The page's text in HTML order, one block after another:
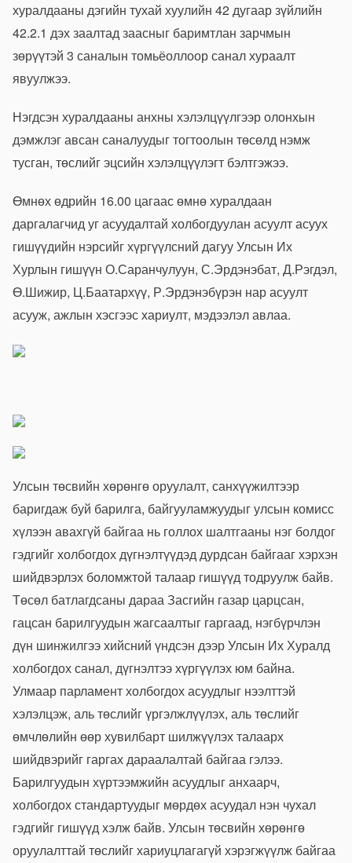
хуралдааны дэгийн тухай хуулийн 42 дугаар зүйлийн
42.2.1 дэх заалтад заасныг баримтлан зарчмын
зөрүүтэй 3 саналын томьёоллоор санал хураалт
явуулжээ.
Нэгдсэн хуралдааны анхны хэлэлцүүлгээр олонхын
дэмжлэг авсан саналуудыг тогтоолын төсөлд нэмж
тусган, төслийг эцсийн хэлэлцүүлэгт бэлтгэжээ.
Өмнөх өдрийн 16.00 цагаас өмнө хуралдаан
даргалагчид уг асуудалтай холбогдуулан асуулт асуух
гишүүдийн нэрсийг хүргүүлсний дагуу Улсын Их
Хурлын гишүүн О.Саранчулуун, С.Эрдэнэбат, Д.Рэгдэл,
Ө.Шижир, Ц.Баатархүү, Р.Эрдэнэбүрэн нар асуулт
асууж, ажлын хэсгээс хариулт, мэдээлэл авлаа.
Улсын төсвийн хөрөнгө оруулалт, санхүүжилтээр
баригдаж буй барилга, байгууламжуудыг улсын комисс
хүлээн авахгүй байгаа нь голлох шалтгааны нэг болдог
гэдгийг холбогдох дүгнэлтүүдэд дурдсан байгааг хэрхэн
шийдвэрлэх боломжтой талаар гишүүд тодруулж байв.
Төсөл батлагдсаны дараа Засгийн газар царцсан,
гацсан барилгуудын жагсаалтыг гаргаад, нэгбүрчлэн
дүн шинжилгээ хийсний үндсэн дээр Улсын Их Хуралд
холбогдох санал, дүгнэлтээ хүргүүлэх юм байна.
Улмаар парламент холбогдох асуудлыг нээлттэй
хэлэлцэж, аль төслийг үргэлжлүүлэх, аль төслийг
өмчлөлийн өөр хувилбарт шилжүүлэх талаарх
шийдвэрийг гаргах дараалалтай байгаа гэлээ.
Барилгуудын хүртээмжийн асуудлыг анхаарч,
холбогдох стандартуудыг мөрдөх асуудал нэн чухал
гэдгийг гишүүд хэлж байв. Улсын төсвийн хөрөнгө
оруулалттай төслийг хариуцлагагүй хэрэгжүүлж байгаа